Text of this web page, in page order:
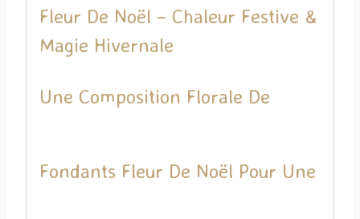
Fleur De Noël – Chaleur Festive &
Magie Hivernale
Une Composition Florale De
Fondants Fleur De Noël Pour Une